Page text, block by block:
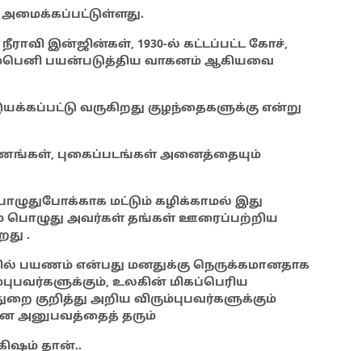
அமைக்கப்பட்டுள்ளது.
இன்ஜின்கள், 1930-ல் கட்டப்பட்ட கோச்,
பயன்படுத்திய வாகனம் ஆகியவை
வருகிறது குழந்தைகளுக்கு என்று
புகைப்படங்கள் அனைத்தையும்
மட்டும் கழிக்காமல் இது
பொழுது அவர்கள் தங்கள் ஊரைப்பற்றிய
.
பயணம் என்பது மனதுக்கு நெருக்கமானதாக
உலகின் மிகப்பெரிய
குறித்து அறிய விரும்புபவர்களுக்கும்
அனுபவத்தைத் தரும்
தான்..